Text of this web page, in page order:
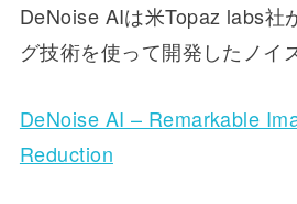
DeNoise AIは米Topaz labs社
グ技術を使って開発したノイ
DeNoise AI – Remarkable
Reduction